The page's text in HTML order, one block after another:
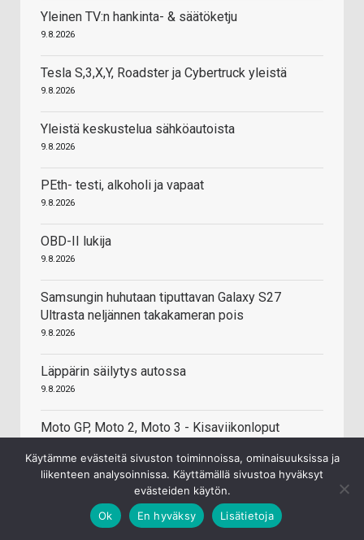
Yleinen TV:n hankinta- & säätöketju
9.8.2026
Tesla S,3,X,Y, Roadster ja Cybertruck yleistä
9.8.2026
Yleistä keskustelua sähköautoista
9.8.2026
PEth- testi, alkoholi ja vapaat
9.8.2026
OBD-II lukija
9.8.2026
Samsungin huhutaan tiputtavan Galaxy S27
Ultrasta neljännen takakameran pois
9.8.2026
Läppärin säilytys autossa
9.8.2026
Moto GP, Moto 2, Moto 3 - Kisaviikonloput
Käytämme evästeitä sivuston toiminnoissa, ominaisuuksissa ja
liikenteen analysoinnissa. Käyttämällä sivustoa hyväksyt
evästeiden käytön.
Ok
En hyväksy Lisätietoja